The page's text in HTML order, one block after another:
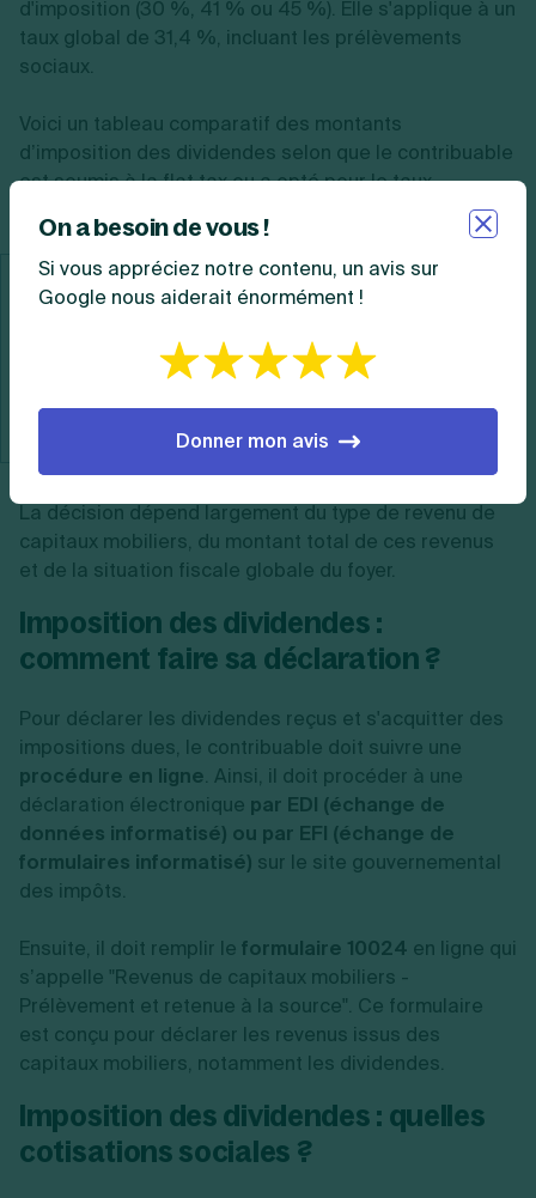
d'imposition (30 %, 41 % ou 45 %). Elle s'applique à un
taux global de 31,4 %, incluant les prélèvements
sociaux.
Voici un tableau comparatif des montants
d’imposition des dividendes selon que le contribuable
est soumis à la flat tax ou a opté pour le taux
progressif pour un montant de dividende de 2.000 € :
Taux de la tranche
d’imposition
0 %
Flat tax
628 €
Option pour le taux
progressif
La décision dépend largement du type de revenu de
capitaux mobiliers, du montant total de ces revenus
et de la situation fiscale globale du foyer.
Imposition des dividendes :
comment faire sa déclaration ?
Pour déclarer les dividendes reçus et s'acquitter des
impositions dues, le contribuable doit suivre une
procédure en ligne. Ainsi, il doit procéder à une
déclaration électronique par EDI (échange de
données informatisé) ou par EFI (échange de
formulaires informatisé) sur le site gouvernemental
des impôts.
Ensuite, il doit remplir le formulaire 10024 en ligne qui
s’appelle "Revenus de capitaux mobiliers -
Prélèvement et retenue à la source". Ce formulaire
est conçu pour déclarer les revenus issus des
capitaux mobiliers, notamment les dividendes.
Imposition des dividendes : quelles
cotisations sociales ?
On a besoin de vous !
Si vous appréciez notre contenu, un avis sur
Google nous aiderait énormément !
Donner mon avis